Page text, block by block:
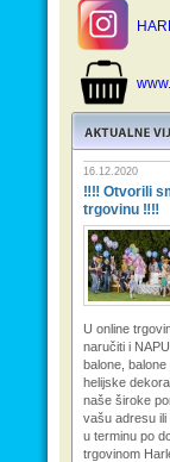
16.12.2020
‼‼ Otvorili
trgovinu ‼‼
U online
naručiti i
balone, balone
helijske
naše široke
vašu adresu ili
u terminu po
trgovinom